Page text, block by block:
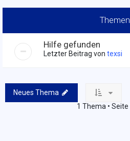
Themen
Hilfe gefunden
Letzter Beitrag von texsi
Neues Thema
1 Thema • Seite